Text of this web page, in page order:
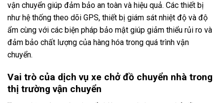
vận chuyển giúp đảm bảo an toàn và hiệu quả. Các thiết bị
như hệ thống theo dõi GPS, thiết bị giám sát nhiệt độ và độ
ẩm cùng với các biện pháp bảo mật giúp giảm thiểu rủi ro và
đảm bảo chất lượng của hàng hóa trong quá trình vận
chuyển.
Vai trò của dịch vụ xe chở đồ chuyển nhà trong
thị trường vận chuyển